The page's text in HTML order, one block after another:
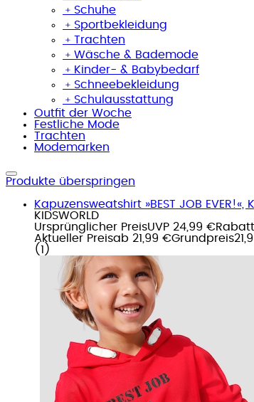
﹢ Schuhe
﹢ Sportbekleidung
﹢ Trachten
﹢ Wäsche & Bademode
﹢ Kinder- & Babybedarf
﹢ Schneebekleidung
﹢ Schulausstattung
Outfit der Woche
Festliche Mode
Trachten
Modemarken
Produkte überspringen
Kapuzensweatshirt »BEST JOB
KIDSWORLD
Ursprünglicher PreisUVP 24,99 €Rabatt
Aktueller Preisab 21,99 €Grundpreis
( 1 )